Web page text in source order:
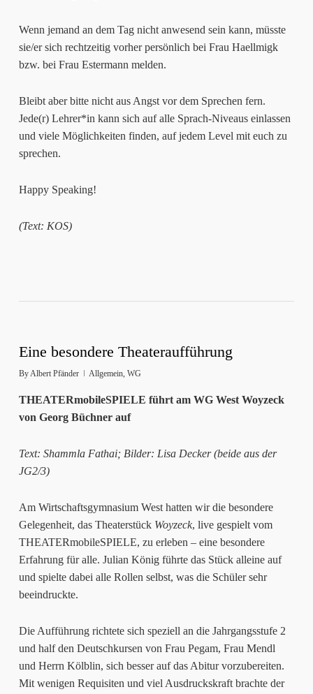
Wenn jemand an dem Tag nicht anwesend sein kann, müsste
sie/er sich rechtzeitig vorher persönlich bei Frau Haellmigk
bzw. bei Frau Estermann melden.
Bleibt aber bitte nicht aus Angst vor dem Sprechen fern.
Jede(r) Lehrer*in kann sich auf alle Sprach-Niveaus einlassen
und viele Möglichkeiten finden, auf jedem Level mit euch zu
sprechen.
Happy Speaking!
(Text: KOS)
Eine besondere Theateraufführung
ByAlbert Pfänder Allgemein, WG
THEATERmobileSPIELE führt am WG West Woyzeck
von Georg Büchner auf
Text: Shammla Fathai; Bilder: Lisa Decker (beide aus der
JG2/3)
Am Wirtschaftsgymnasium West hatten wir die besondere
Gelegenheit, das Theaterstück Woyzeck, live gespielt vom
THEATERmobileSPIELE, zu erleben – eine besondere
Erfahrung für alle. Julian König führte das Stück alleine auf
und spielte dabei alle Rollen selbst, was die Schüler sehr
beeindruckte.
Die Aufführung richtete sich speziell an die Jahrgangsstufe 2
und half den Deutschkursen von Frau Pegam, Frau Mendl
und Herrn Kölblin, sich besser auf das Abitur vorzubereiten.
Mit wenigen Requisiten und viel Ausdruckskraft brachte der